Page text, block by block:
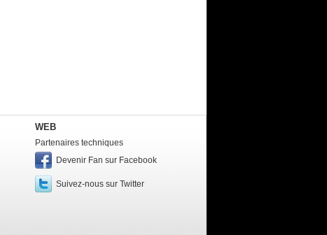
WEB
Partenaires techniques
Devenir Fan sur Facebook
Suivez-nous sur Twitter